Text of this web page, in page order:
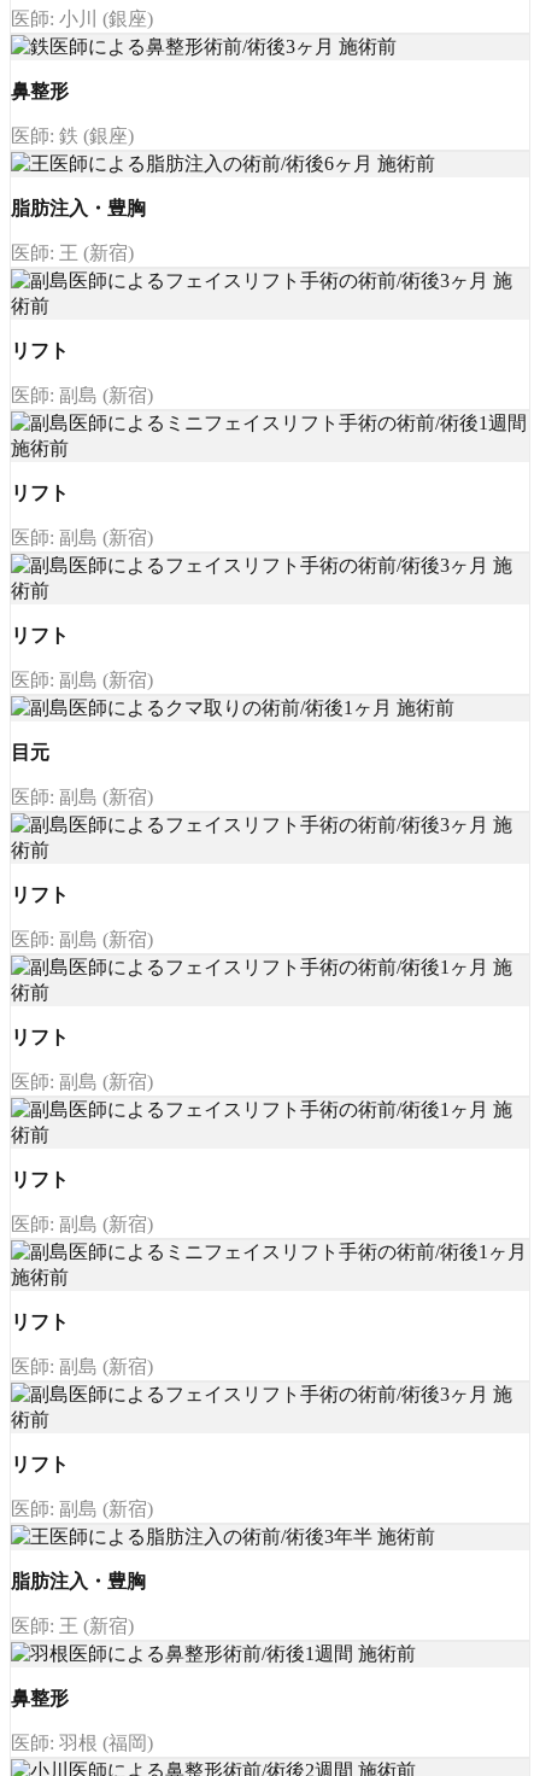
医師: 小川 (銀座)
鼻整形
医師: 鉄 (銀座)
脂肪注入・豊胸
医師: 王 (新宿)
リフト
医師: 副島 (新宿)
リフト
医師: 副島 (新宿)
リフト
医師: 副島 (新宿)
目元
医師: 副島 (新宿)
リフト
医師: 副島 (新宿)
リフト
医師: 副島 (新宿)
リフト
医師: 副島 (新宿)
リフト
医師: 副島 (新宿)
リフト
医師: 副島 (新宿)
脂肪注入・豊胸
医師: 王 (新宿)
鼻整形
医師: 羽根 (福岡)